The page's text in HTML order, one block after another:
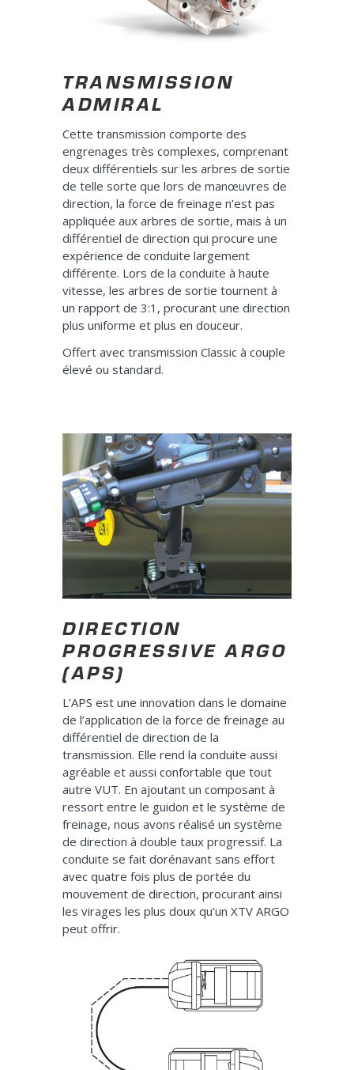
TRANSMISSION
ADMIRAL
Cette transmission comporte des
engrenages très complexes, comprenant
deux différentiels sur les arbres de sortie
de telle sorte que lors de manœuvres de
direction, la force de freinage n’est pas
appliquée aux arbres de sortie, mais à un
différentiel de direction qui procure une
expérience de conduite largement
différente. Lors de la conduite à haute
vitesse, les arbres de sortie tournent à
un rapport de 3:1, procurant une direction
plus uniforme et plus en douceur.
Offert avec transmission Classic à couple
élevé ou standard.
DIRECTION
PROGRESSIVE ARGO
(APS)
L’APS est une innovation dans le domaine
de l’application de la force de freinage au
différentiel de direction de la
transmission. Elle rend la conduite aussi
agréable et aussi confortable que tout
autre VUT. En ajoutant un composant à
ressort entre le guidon et le système de
freinage, nous avons réalisé un système
de direction à double taux progressif. La
conduite se fait dorénavant sans effort
avec quatre fois plus de portée du
mouvement de direction, procurant ainsi
les virages les plus doux qu’un XTV ARGO
peut offrir.